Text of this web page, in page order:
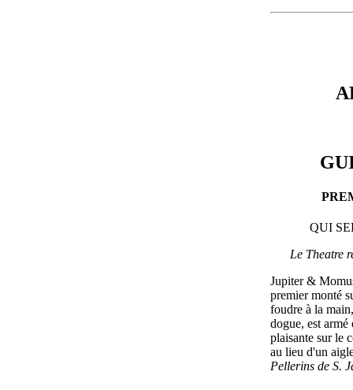
QUI
Le Theatre
Jupiter &
premier monté
foudre à la
dogue, est
plaisante sur le
au lieu d'un
Pellerins de S.